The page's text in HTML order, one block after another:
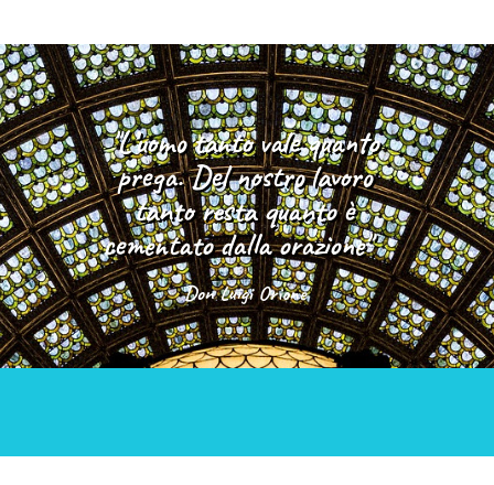
"L’uomo tanto vale quanto
prega. Del nostro lavoro
tanto resta quanto è
cementato dalla orazione"
Don Luigi Orione